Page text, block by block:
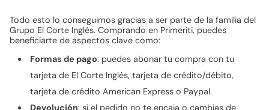
Todo esto lo conseguimos gracias a ser parte de la familia del
Grupo El Corte Inglés. Comprando en Primeriti, puedes
beneficiarte de aspectos clave como:
Formas de pago: puedes abonar tu compra con tu
tarjeta de El Corte Inglés, tarjeta de crédito/débito,
tarjeta de crédito American Express o Paypal.
Devolución: si el pedido no te encaja o cambias de